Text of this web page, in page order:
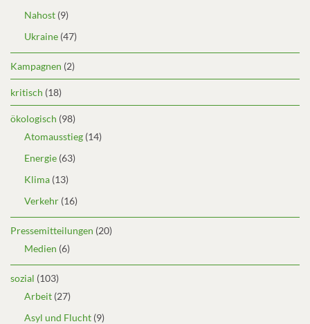
Nahost (9)
Ukraine (47)
Kampagnen (2)
kritisch (18)
ökologisch (98)
Atomausstieg (14)
Energie (63)
Klima (13)
Verkehr (16)
Pressemitteilungen (20)
Medien (6)
sozial (103)
Arbeit (27)
Asyl und Flucht (9)